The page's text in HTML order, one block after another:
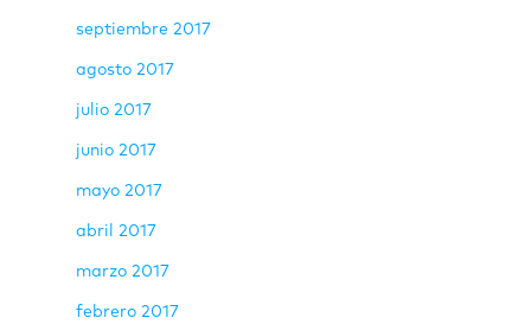
septiembre 2017
agosto 2017
julio 2017
junio 2017
mayo 2017
abril 2017
marzo 2017
febrero 2017